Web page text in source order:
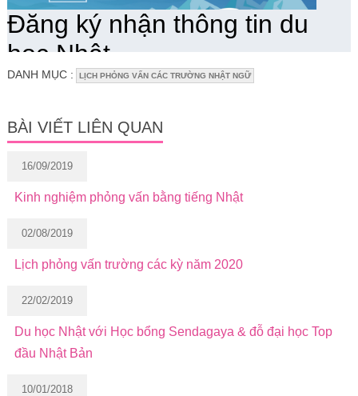
DANH MỤC : LỊCH PHỎNG VẤN CÁC TRƯỜNG NHẬT NGỮ
BÀI VIẾT LIÊN QUAN
16/09/2019
Kinh nghiệm phỏng vấn bằng tiếng Nhật
02/08/2019
Lịch phỏng vấn trường các kỳ năm 2020
22/02/2019
Du học Nhật với Học bổng Sendagaya & đỗ đại học Top
đầu Nhật Bản
10/01/2018